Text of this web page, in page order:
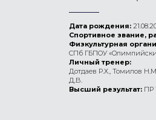
Дата рождения:
Спортивное звание,
Физкультурная
СПб ГБПОУ
Личный тренер:
Дотдаев Р.Х., Томилов
Д.В.
Высший результат: ПР